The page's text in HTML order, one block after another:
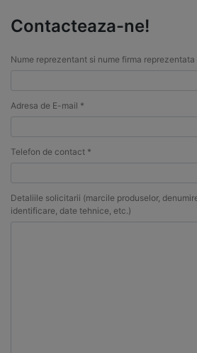
Contacteaza-ne!
Nume reprezentant si nume firma reprezentata
Adresa de E-mail *
Telefon de contact *
Detaliile solicitarii (marcile produselor,
identificare, date tehnice, etc.)